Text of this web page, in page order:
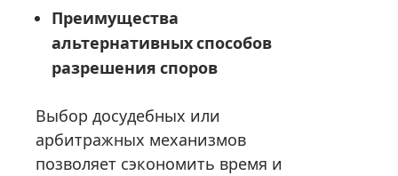
Преимущества
альтернативных способов
разрешения споров
Выбор досудебных или
арбитражных механизмов
позволяет сэкономить время и